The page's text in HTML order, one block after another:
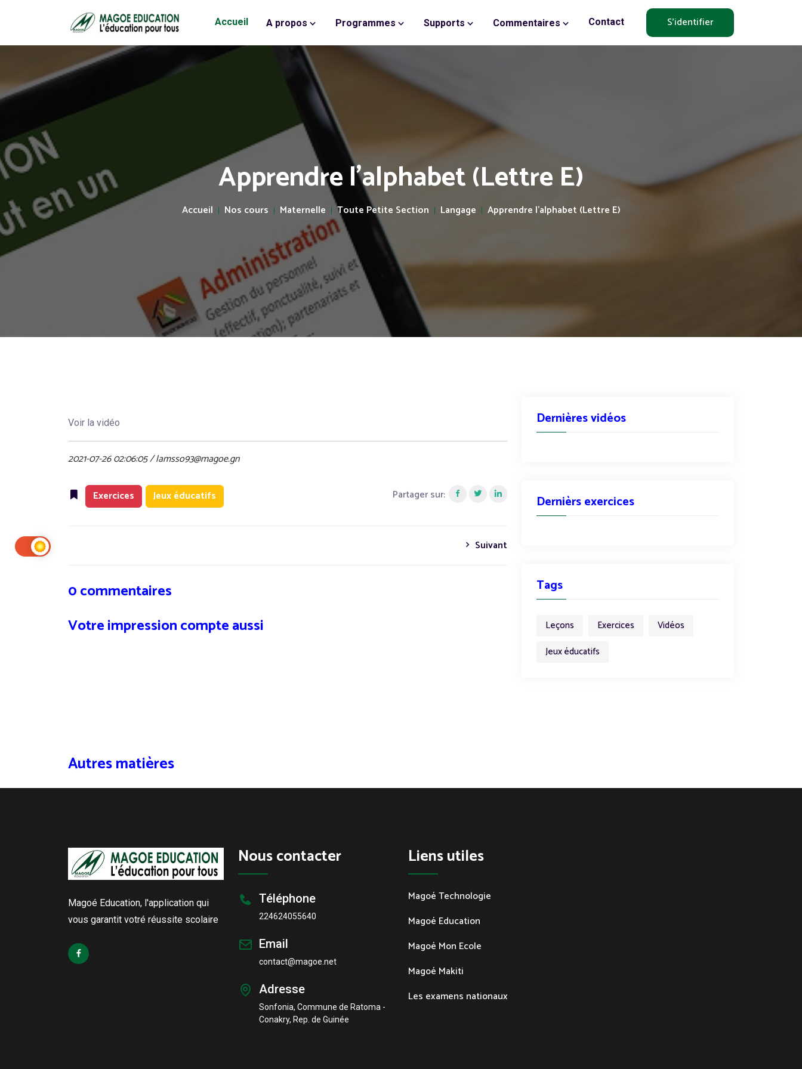
Accueil A propos Programmes Supports Commentaires Contact S'identifier
Apprendre l'alphabet (Lettre E)
Accueil Nos cours Maternelle Toute Petite Section Langage Apprendre l'alphabet (Lettre E)
Voir la vidéo
2021-07-26 02:06:05 / lamsso93@magoe.gn
Exercices Jeux éducatifs Partager sur:
Suivant
0 commentaires
Votre impression compte aussi
Dernières vidéos
Dernièrs exercices
Tags
Leçons Exercices
Vidéos
Jeux éducatifs
Autres matières
Magoé Education, l'application qui
vous garantit votré réussite scolaire
Nous contacter
Téléphone
224624055640
Email
contact@magoe.net
Adresse
Sonfonia, Commune de Ratoma -
Conakry, Rep. de Guinée
Liens utiles
Magoé Technologie
Magoé Education
Magoé Mon Ecole
Magoé Makiti
Les examens nationaux